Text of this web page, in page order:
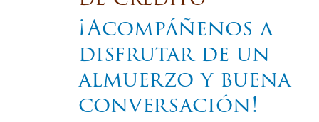
¡Acompáñenos a
disfrutar de un
almuerzo y buena
conversación!